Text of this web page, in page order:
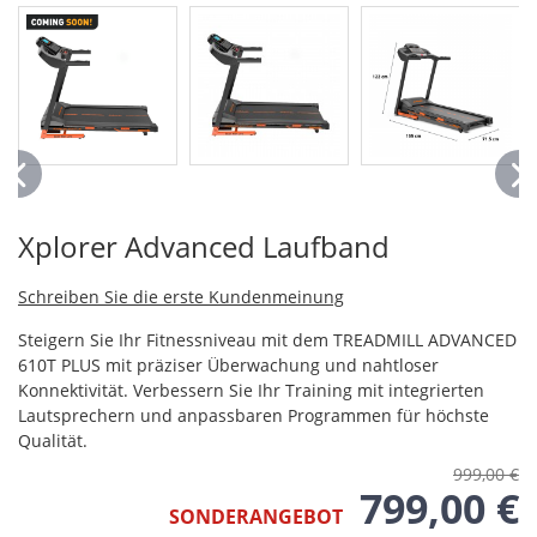
Xplorer Advanced Laufband
Schreiben Sie die erste Kundenmeinung
Steigern Sie Ihr Fitnessniveau mit dem TREADMILL ADVANCED
610T PLUS mit präziser Überwachung und nahtloser
Konnektivität. Verbessern Sie Ihr Training mit integrierten
Lautsprechern und anpassbaren Programmen für höchste
Qualität.
999,00 €
SONDERANGEBOT 799,00 €